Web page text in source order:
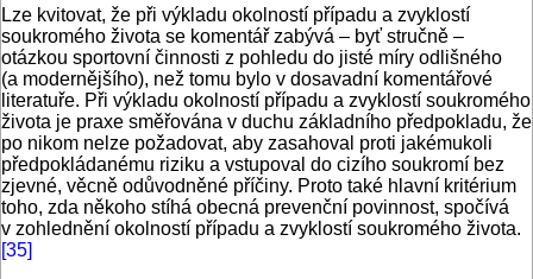
Lze kvitovat, že při výkladu okolností případu a zvyklostí
soukromého života se komentář zabývá – byť stručně –
otázkou sportovní činnosti z pohledu do jisté míry odlišného
(a modernějšího), než tomu bylo v dosavadní komentářové
literatuře. Při výkladu okolností případu a zvyklostí soukromého
života je praxe směřována v duchu základního předpokladu, že
po nikom nelze požadovat, aby zasahoval proti jakémukoli
předpokládanému riziku a vstupoval do cizího soukromí bez
zjevné, věcně odůvodněné příčiny. Proto také hlavní kritérium
toho, zda někoho stíhá obecná prevenční povinnost, spočívá
v zohlednění okolností případu a zvyklostí soukromého života.
[35]